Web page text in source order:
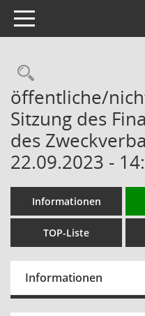
Toggle navigation
öffentliche/
Sitzung des
des
22.09.2023 -
Informationen
TOP-Liste
Informationen